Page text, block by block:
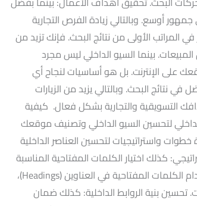
أوسع. وبالتالي زيادة الفرص التجارية
الأولى من نتائج البحث. فإنك تزيد من
بينما السيو الداخلي ليس مجرد
على الإنترنت. بل هو أساسيات لنجاح أي
نتائج البحث. وبالتالي يزيد من الزيارات
التسويقية والتجارية بشكل فعال. كيفية
لتحسين السيو الداخلي وتصنيف موقعك
واستراتيجيات لتحسين العناصر الداخلية
كذلك اختيار الكلمات المفتاحية المناسبة
التي يبحث عنها جمهورك المستهدف. بينما استخدام الكلمات المفتاحية في العناوين (Headings)،
تحسين بنية الروابط الداخلية: كذلك ضمان